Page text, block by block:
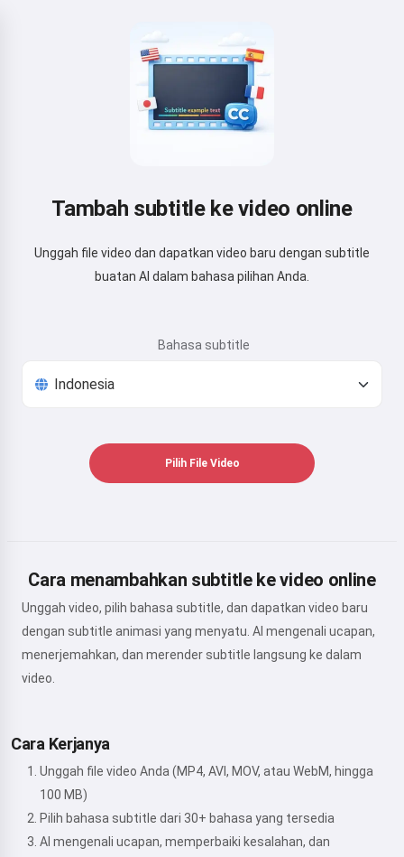
Tambah subtitle ke video online
Unggah file video dan dapatkan video baru dengan subtitle
buatan AI dalam bahasa pilihan Anda.
Bahasa subtitle
Pilih File Video
Cara menambahkan subtitle ke video online
Unggah video, pilih bahasa subtitle, dan dapatkan video baru
dengan subtitle animasi yang menyatu. AI mengenali ucapan,
menerjemahkan, dan merender subtitle langsung ke dalam
video.
Cara Kerjanya
Unggah file video Anda (MP4, AVI, MOV, atau WebM, hingga
100 MB)
Pilih bahasa subtitle dari 30+ bahasa yang tersedia
AI mengenali ucapan, memperbaiki kesalahan, dan